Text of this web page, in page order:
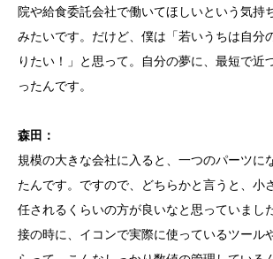
院や給食委託会社で働いてほしいという気持
みたいです。だけど、僕は「若いうちは自分
りたい！」と思って。自分の夢に、最短で近
ったんです。
森田：
規模の大きな会社に入ると、一つのパーツに
たんです。ですので、どちらかと言うと、小
任されるくらいの方が良いなと思っていまし
接の時に、イコンで実際に使っているツール